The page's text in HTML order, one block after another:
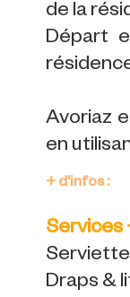
de la
Départ
Avoriaz
en
+ d'infos :
Services
Draps &